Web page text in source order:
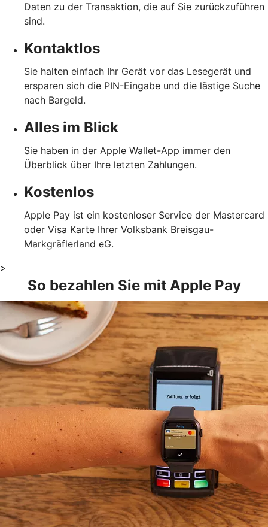
Daten zu der Transaktion, die auf Sie zurückzuführen
sind.
Kontaktlos
Sie halten einfach Ihr Gerät vor das Lesegerät und
ersparen sich die PIN-Eingabe und die lästige Suche
nach Bargeld.
Alles im Blick
Sie haben in der Apple Wallet-App immer den
Überblick über Ihre letzten Zahlungen.
Kostenlos
Apple Pay ist ein kostenloser Service der Mastercard
oder Visa Karte Ihrer Volksbank Breisgau-
Markgräflerland eG.
>
So bezahlen Sie mit Apple Pay